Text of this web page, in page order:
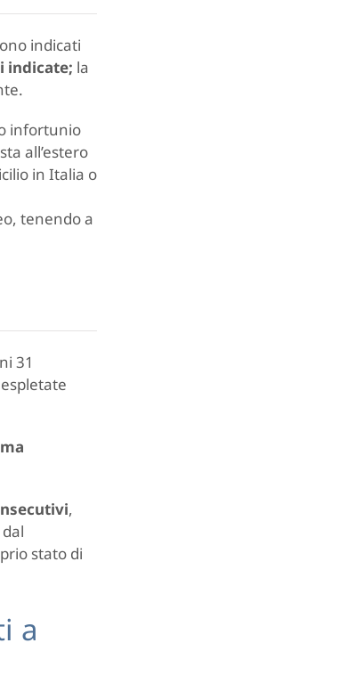
indicati
indicate; la
infortunio
all’estero
in Italia o
tenendo a
31
,
stato di
a